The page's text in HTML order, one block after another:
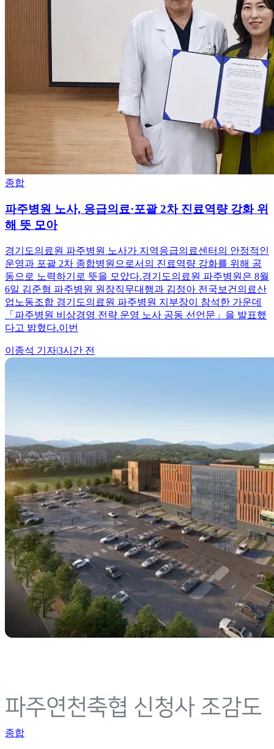
종합
파주병원 노사, 응급의료·포괄 2차 진료역량 강화 위
해 뜻 모아
경기도의료원 파주병원 노사가 지역응급의료센터의 안정적인
운영과 포괄 2차 종합병원으로서의 진료역량 강화를 위해 공
동으로 노력하기로 뜻을 모았다.경기도의료원 파주병원은 8월
6일 김준형 파주병원 원장직무대행과 김정아 전국보건의료산
업노동조합 경기도의료원 파주병원 지부장이 참석한 가운데
「파주병원 비상경영 전략 운영 노사 공동 선언문」을 발표했
다고 밝혔다.이번
이종석 기자|3시간 전
종합